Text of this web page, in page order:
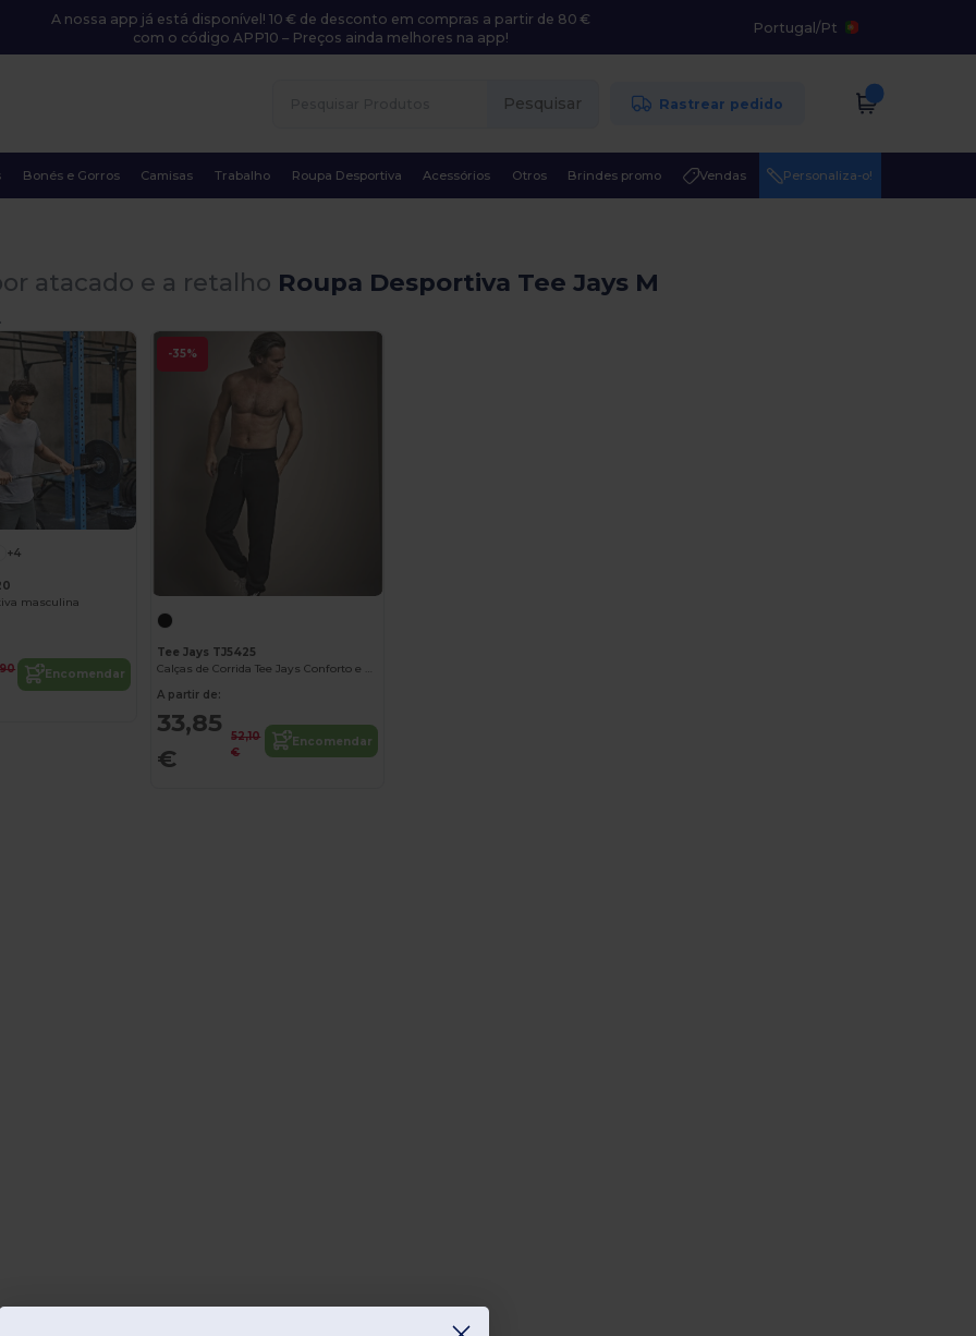
A nossa app já está disponível! 10 € de desconto em compras a partir de 80 €
com o código APP10 – Preços ainda melhores na app!
Portugal/Pt
Pesquisar Rastrear pedido
Bonés e Gorros Camisas Trabalho Roupa Desportiva Acessórios Otros Brindes promo Vendas Personaliza-o!
atacado e a retalho Roupa Desportiva Tee Jays M
+4
masculina
Encomendar
-35%
Tee Jays TJ5425
Calças de Corrida Tee Jays Conforto e Estilo
A partir de:
33,85
€
52,10
€
Encomendar